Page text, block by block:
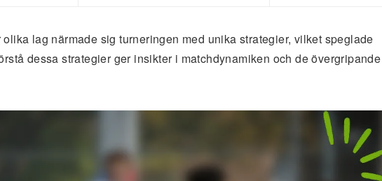
lag närmade sig turneringen med unika strategier, vilket speglade
dessa strategier ger insikter i matchdynamiken och de övergripande